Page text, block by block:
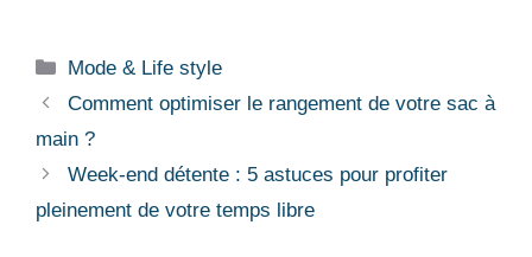
Catégories
Mode & Life style
Comment optimiser le rangement de votre sac à
main ?
Week-end détente : 5 astuces pour profiter
pleinement de votre temps libre